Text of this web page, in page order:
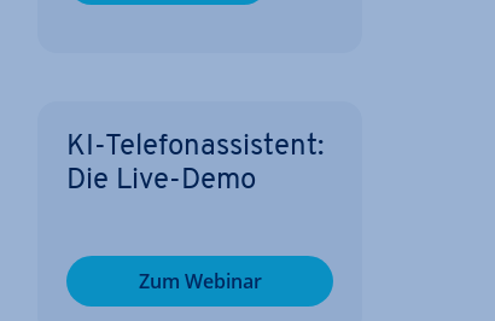
KI-Te­le­fon­as­sis­tent:
Die Live-Demo
Zum Webinar